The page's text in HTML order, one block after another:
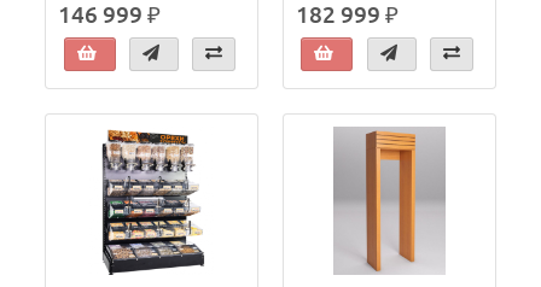
146 999 ₽ 182 999 ₽